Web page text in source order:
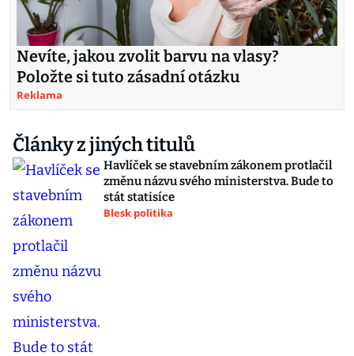
Nevíte, jakou zvolit barvu na vlasy?
Položte si tuto zásadní otázku
Reklama
Články z jiných titulů
Havlíček se stavebním zákonem protlačil
změnu názvu svého ministerstva. Bude to
stát statisíce
Blesk politika